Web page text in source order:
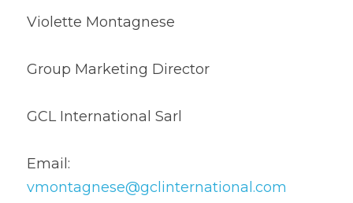
Violette Montagnese
Group Marketing Director
GCL International Sarl
vmontagnese@gclinternational.com